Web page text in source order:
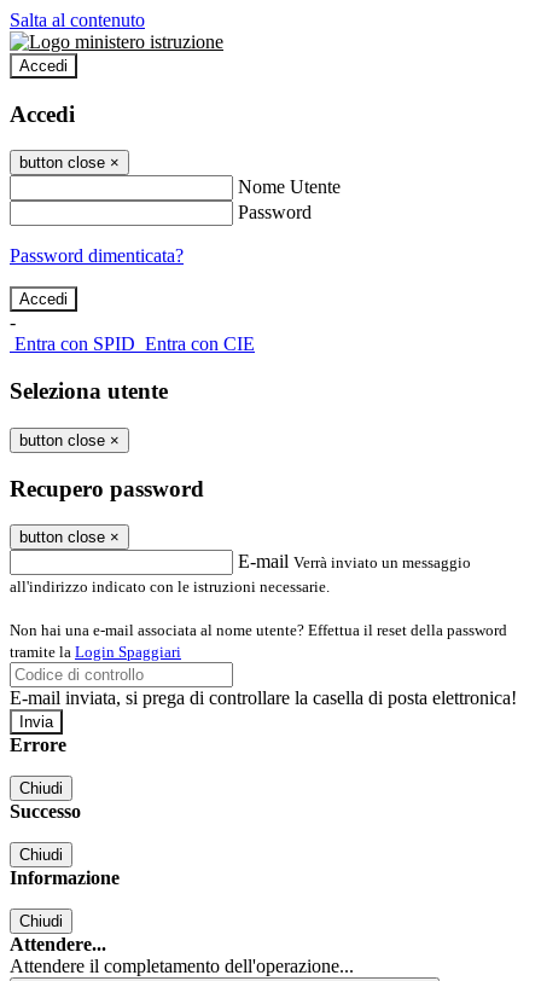
Salta al contenuto
Accedi
Accedi
button close ×
Nome Utente
Password
Password dimenticata?
-
Entra con SPID Entra con CIE
Seleziona utente
button close ×
Recupero password
button close ×
E-mail Verrà inviato un messaggio
all'indirizzo indicato con le istruzioni necessarie.
Non hai una e-mail associata al nome utente? Effettua il reset della password
tramite la Login Spaggiari
E-mail inviata, si prega di controllare la casella di posta elettronica!
Errore
Chiudi
Successo
Chiudi
Informazione
Chiudi
Attendere...
Attendere il completamento dell'operazione...